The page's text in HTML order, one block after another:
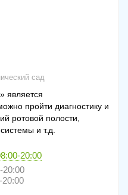
сад
является
пройти диагностику и
ротовой полости,
и т.д.
20:00
20:00
20:00